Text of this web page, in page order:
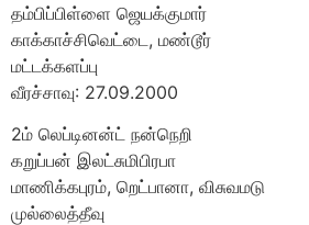
தம்பிப்பிள்ளை ஜெயக்குமார்
காக்காச்சிவெட்டை, மண்டூர்
மட்டக்களப்பு
வீரச்சாவு: 27.09.2000
2ம் லெப்டினன்ட் நன்நெறி
கறுப்பன் இலட்சுமிபிரபா
மாணிக்கபுரம், றெட்பானா, விசுவமடு
முல்லைத்தீவு